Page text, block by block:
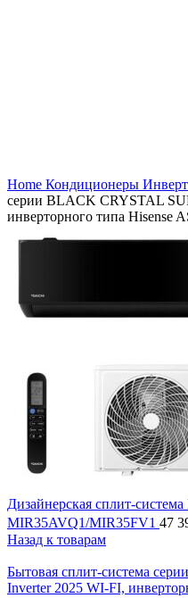
Home Кондиционеры
серии BLACK CRYSTAL
инверторного типа Hisense
Дизайнерская сплит-
MIR35AVQ1/MIR35FV1 47
Назад к товарам
Бытовая сплит-система
Inverter 2025 WI-FI,